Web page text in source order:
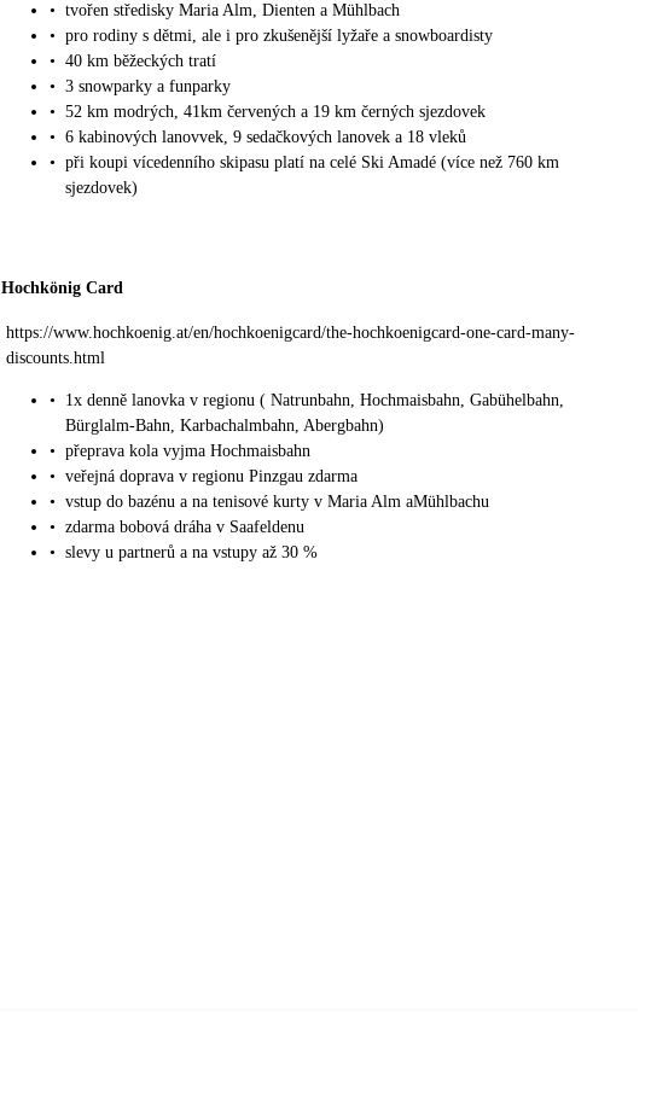
• tvořen středisky Maria Alm, Dienten a Mühlbach
• pro rodiny s dětmi, ale i pro zkušenější lyžaře a snowboardisty
• 40 km běžeckých tratí
• 3 snowparky a funparky
• 52 km modrých, 41km červených a 19 km černých sjezdovek
• 6 kabinových lanovvek, 9 sedačkových lanovek a 18 vleků
• při koupi vícedenního skipasu platí na celé Ski Amadé (více než 760 km
sjezdovek)
Hochkönig Card
https://www.hochkoenig.at/en/hochkoenigcard/the-hochkoenigcard-one-card-many-
discounts.html
•
1x denně lanovka v regionu ( Natrunbahn, Hochmaisbahn, Gabühelbahn,
Bürglalm-Bahn, Karbachalmbahn, Abergbahn)
• přeprava kola vyjma Hochmaisbahn
• veřejná doprava v regionu Pinzgau zdarma
• vstup do bazénu a na tenisové kurty v Maria Alm aMühlbachu
• zdarma bobová dráha v Saafeldenu
• slevy u partnerů a na vstupy až 30 %